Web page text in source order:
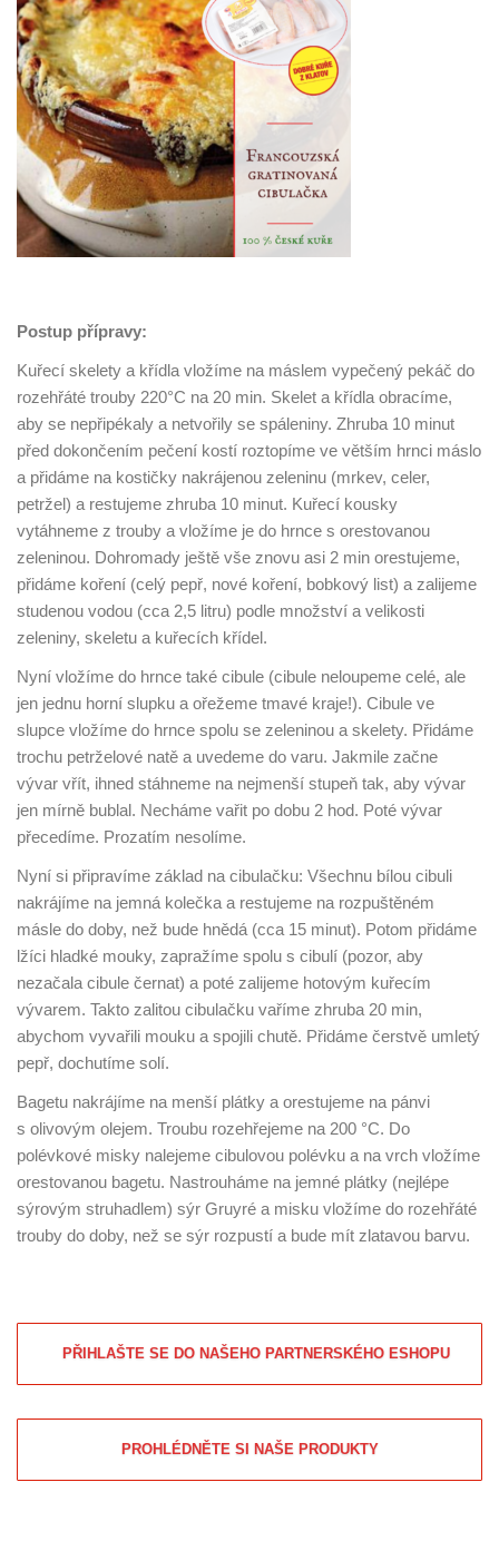
Postup přípravy:
Kuřecí skelety a křídla vložíme na máslem vypečený pekáč do
rozehřáté trouby 220°C na 20 min. Skelet a křídla obracíme,
aby se nepřipékaly a netvořily se spáleniny. Zhruba 10 minut
před dokončením pečení kostí roztopíme ve větším hrnci máslo
a přidáme na kostičky nakrájenou zeleninu (mrkev, celer,
petržel) a restujeme zhruba 10 minut. Kuřecí kousky
vytáhneme z trouby a vložíme je do hrnce s orestovanou
zeleninou. Dohromady ještě vše znovu asi 2 min orestujeme,
přidáme koření (celý pepř, nové koření, bobkový list) a zalijeme
studenou vodou (cca 2,5 litru) podle množství a velikosti
zeleniny, skeletu a kuřecích křídel.
Nyní vložíme do hrnce také cibule (cibule neloupeme celé, ale
jen jednu horní slupku a ořežeme tmavé kraje!). Cibule ve
slupce vložíme do hrnce spolu se zeleninou a skelety. Přidáme
trochu petrželové natě a uvedeme do varu. Jakmile začne
vývar vřít, ihned stáhneme na nejmenší stupeň tak, aby vývar
jen mírně bublal. Necháme vařit po dobu 2 hod. Poté vývar
přecedíme. Prozatím nesolíme.
Nyní si připravíme základ na cibulačku: Všechnu bílou cibuli
nakrájíme na jemná kolečka a restujeme na rozpuštěném
másle do doby, než bude hnědá (cca 15 minut). Potom přidáme
lžíci hladké mouky, zapražíme spolu s cibulí (pozor, aby
nezačala cibule černat) a poté zalijeme hotovým kuřecím
vývarem. Takto zalitou cibulačku vaříme zhruba 20 min,
abychom vyvařili mouku a spojili chutě. Přidáme čerstvě umletý
pepř, dochutíme solí.
Bagetu nakrájíme na menší plátky a orestujeme na pánvi
s olivovým olejem. Troubu rozehřejeme na 200 °C. Do
polévkové misky nalejeme cibulovou polévku a na vrch vložíme
orestovanou bagetu. Nastrouháme na jemné plátky (nejlépe
sýrovým struhadlem) sýr Gruyré a misku vložíme do rozehřáté
trouby do doby, než se sýr rozpustí a bude mít zlatavou barvu.
PŘIHLAŠTE SE DO NAŠEHO PARTNERSKÉHO ESHOPU
PROHLÉDNĚTE SI NAŠE PRODUKTY